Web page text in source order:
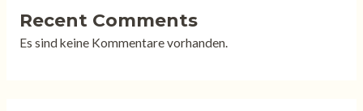
Recent Comments
Es sind keine Kommentare vorhanden.